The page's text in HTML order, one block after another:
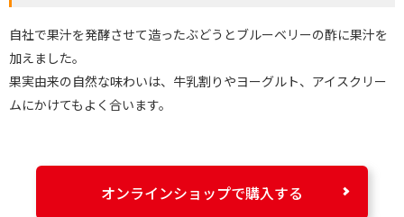
自社で果汁を発酵させて造ったぶどうとブルーベリーの酢に果汁を
加えました。
果実由来の自然な味わいは、牛乳割りやヨーグルト、アイスクリー
ムにかけてもよく合います。
オンラインショップで購入する